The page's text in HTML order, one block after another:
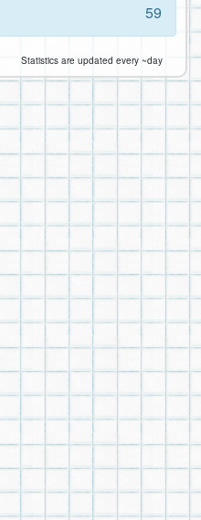
59
Statistics are updated every ~day